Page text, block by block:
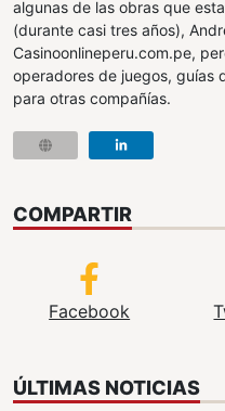
algunas de las obras que
(durante casi tres años),
Casinoonlineperu.com.pe,
operadores de juegos, guías
para otras compañías.
COMPARTIR
Facebook
ÚLTIMAS NOTICIAS